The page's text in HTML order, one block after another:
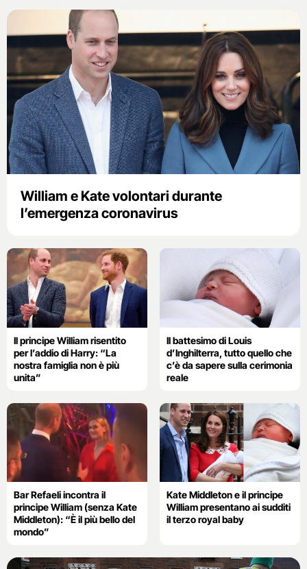
William e Kate volontari durante
l’emergenza coronavirus
Il principe William risentito
per l’addio di Harry: “La
nostra famiglia non è più
unita”
Il battesimo di Louis
d’Inghilterra, tutto quello che
c’è da sapere sulla cerimonia
reale
Bar Refaeli incontra il
principe William (senza Kate
Middleton): “È il più bello del
mondo”
Kate Middleton e il principe
William presentano ai sudditi
il terzo royal baby